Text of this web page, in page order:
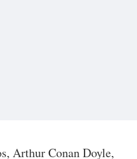
Arthur Conan Doyle,